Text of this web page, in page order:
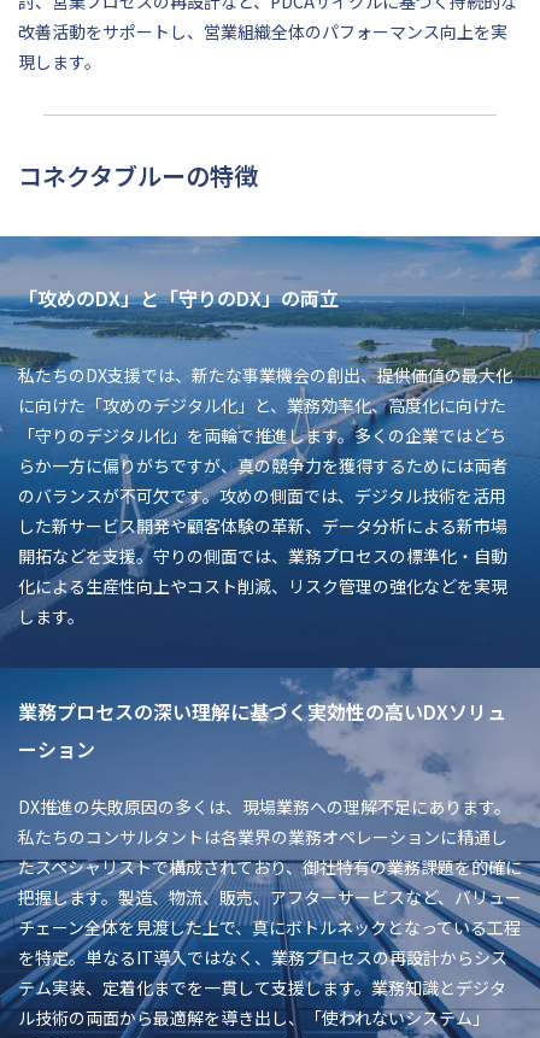
改善活動をサポートし、営業組織全体のパフォーマンス向上を実
現します。
コネクタブルーの特徴
「攻めのDX」と「守りのDX」の両立
私たちのDX支援では、新たな事業機会の創出、提供価値の最大化
に向けた「攻めのデジタル化」と、業務効率化、高度化に向けた
「守りのデジタル化」を両輪で推進します。多くの企業ではどち
らか一方に偏りがちですが、真の競争力を獲得するためには両者
のバランスが不可欠です。攻めの側面では、デジタル技術を活用
した新サービス開発や顧客体験の革新、データ分析による新市場
開拓などを支援。守りの側面では、業務プロセスの標準化・自動
化による生産性向上やコスト削減、リスク管理の強化などを実現
します。
業務プロセスの深い理解に基づく実効性の高いDXソリュ
ーション
DX推進の失敗原因の多くは、現場業務への理解不足にあります。
私たちのコンサルタントは各業界の業務オペレーションに精通し
たスペシャリストで構成されており、御社特有の業務課題を的確に
把握します。製造、物流、販売、アフターサービスなど、バリュー
チェーン全体を見渡した上で、真にボトルネックとなっている工程
を特定。単なるIT導入ではなく、業務プロセスの再設計からシス
テム実装、定着化までを一貫して支援します。業務知識とデジタ
ル技術の両面から最適解を導き出し、「使われないシステム」